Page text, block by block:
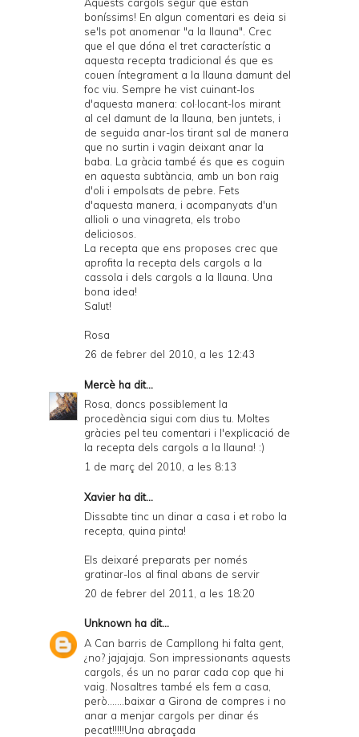
boníssims! En algun comentari es deia si
se'ls pot anomenar "a la llauna". Crec
que el que dóna el tret característic a
aquesta recepta tradicional és que es
couen íntegrament a la llauna damunt del
foc viu. Sempre he vist cuinant-los
d'aquesta manera: col·locant-los mirant
al cel damunt de la llauna, ben juntets, i
de seguida anar-los tirant sal de manera
que no surtin i vagin deixant anar la
baba. La gràcia també és que es coguin
en aquesta subtància, amb un bon raig
d'oli i empolsats de pebre. Fets
d'aquesta manera, i acompanyats d'un
allioli o una vinagreta, els trobo
deliciosos.
La recepta que ens proposes crec que
aprofita la recepta dels cargols a la
cassola i dels cargols a la llauna. Una
bona idea!
Salut!
Rosa
26 de febrer del 2010, a les 12:43
Mercè ha dit...
Rosa, doncs possiblement la
procedència sigui com dius tu. Moltes
gràcies pel teu comentari i l'explicació de
la recepta dels cargols a la llauna! :)
1 de març del 2010, a les 8:13
Xavier ha dit...
Dissabte tinc un dinar a casa i et robo la
recepta, quina pinta!
Els deixaré preparats per només
gratinar-los al final abans de servir
20 de febrer del 2011, a les 18:20
Unknown ha dit...
A Can barris de Campllong hi falta gent,
¿no? jajajaja. Son impressionants aquests
cargols, és un no parar cada cop que hi
vaig. Nosaltres també els fem a casa,
però.......baixar a Girona de compres i no
anar a menjar cargols per dinar és
pecat!!!!!Una abraçada